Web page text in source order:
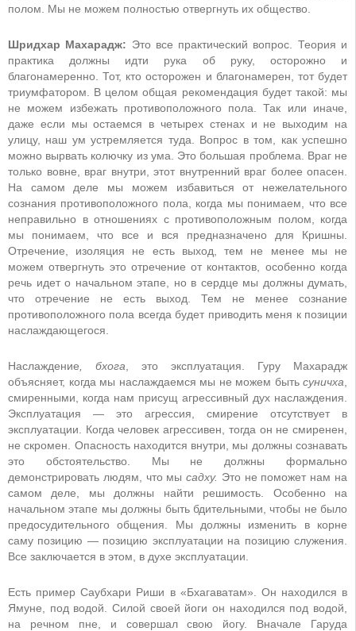
полом. Мы не можем полностью отвергнуть их общество.
Шридхар Махарадж: Это все практический вопрос. Теория и
практика должны идти рука об руку, осторожно и
благонамеренно. Тот, кто осторожен и благонамерен, тот будет
триумфатором. В целом общая рекомендация будет такой: мы
не можем избежать противоположного пола. Так или иначе,
даже если мы остаемся в четырех стенах и не выходим на
улицу, наш ум устремляется туда. Вопрос в том, как успешно
можно вырвать колючку из ума. Это большая проблема. Враг не
только вовне, враг внутри, этот внутренний враг более опасен.
На самом деле мы можем избавиться от нежелательного
сознания противоположного пола, когда мы понимаем, что все
неправильно в отношениях с противоположным полом, когда
мы понимаем, что все и вся предназначено для Кришны.
Отречение, изоляция не есть выход, тем не менее мы не
можем отвергнуть это отречение от контактов, особенно когда
речь идет о начальном этапе, но в сердце мы должны думать,
что отречение не есть выход. Тем не менее сознание
противоположного пола всегда будет приводить меня к позиции
наслаждающегося.
Наслаждение , бхога , это эксплуатация. Гуру Махарадж
объясняет, когда мы наслаждаемся мы не можем быть суничха
смиренными, когда нам присущ агрессивный дух наслаждения.
Эксплуатация — это агрессия, смирение отсутствует в
эксплуатации. Когда человек агрессивен, тогда он не смиренен,
не скромен. Опасность находится внутри, мы должны сознавать
это обстоятельство. Мы не должны формально
демонстрировать людям, что мысадху. Это не поможет нам на
самом деле, мы должны найти решимость. Особенно на
начальном этапе мы должны быть бдительными, чтобы не было
предосудительного общения. Мы должны изменить в корне
саму позицию — позицию эксплуатации на позицию служения.
Все заключается в этом, в духе эксплуатации.
Есть пример Саубхари Риши в «Бхагаватам». Он находился в
Ямуне, под водой. Силой своей йоги он находился под водой,
на речном пне, и совершал свою йогу. Вначале Гаруда